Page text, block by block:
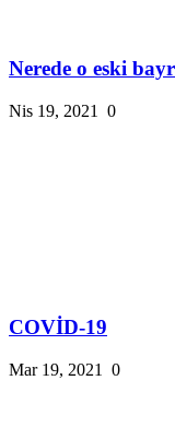
Nerede o eski
Nis 19, 2021 0
COVİD-19
Mar 19, 2021 0